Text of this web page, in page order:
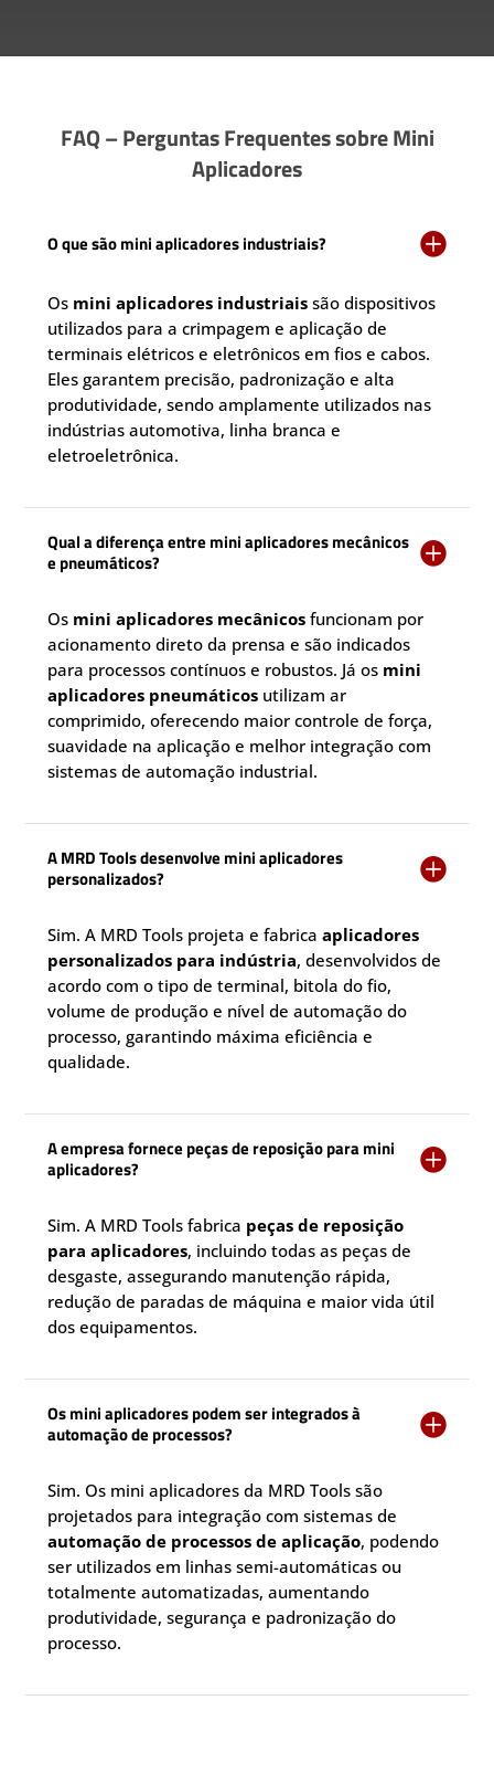
FAQ – Perguntas Frequentes sobre Mini
Aplicadores
O que são mini aplicadores industriais? 
Os mini aplicadores industriais são dispositivos
utilizados para a crimpagem e aplicação de
terminais elétricos e eletrônicos em fios e cabos.
Eles garantem precisão, padronização e alta
produtividade, sendo amplamente utilizados nas
indústrias automotiva, linha branca e
eletroeletrônica.
Qual a diferença entre mini aplicadores mecânicos
e pneumáticos?

Os mini aplicadores mecânicos funcionam por
acionamento direto da prensa e são indicados
para processos contínuos e robustos. Já os mini
aplicadores pneumáticos utilizam ar
comprimido, oferecendo maior controle de força,
suavidade na aplicação e melhor integração com
sistemas de automação industrial.
A MRD Tools desenvolve mini aplicadores
personalizados?

Sim. A MRD Tools projeta e fabricaaplicadores
personalizados para indústria, desenvolvidos de
acordo com o tipo de terminal, bitola do fio,
volume de produção e nível de automação do
processo, garantindo máxima eficiência e
qualidade.
A empresa fornece peças de reposição para mini
aplicadores?

Sim. A MRD Tools fabrica peças de reposição
para aplicadores, incluindo todas as peças de
desgaste, assegurando manutenção rápida,
redução de paradas de máquina e maior vida útil
dos equipamentos.
Os mini aplicadores podem ser integrados à
automação de processos?

Sim. Os mini aplicadores da MRD Tools são
projetados para integração com sistemas de
automação de processos de aplicação, podendo
ser utilizados em linhas semi-automáticas ou
totalmente automatizadas, aumentando
produtividade, segurança e padronização do
processo.